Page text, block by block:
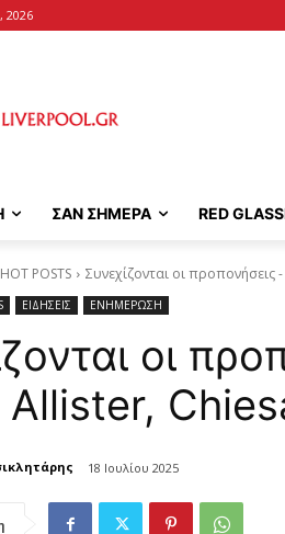
2026
ΣΑΝ ΣΗΜΕΡΑ RED
POSTS Συνεχίζονται οι προπονήσεις
ΕΙΔΗΣΕΙΣ ΕΝΗΜΕΡΩΣΗ
οι
Allister,
18 Ιουλίου 2025